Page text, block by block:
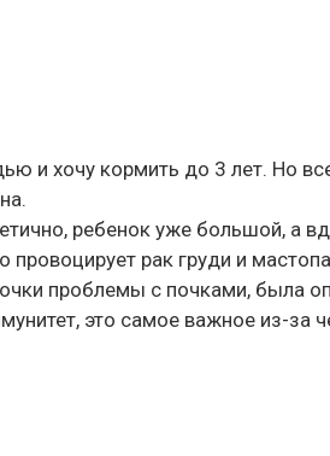
и хочу кормить до 3 лет. Но
ребенок уже большой, а
провоцирует рак груди и
проблемы с почками, была
это самое важное из-за